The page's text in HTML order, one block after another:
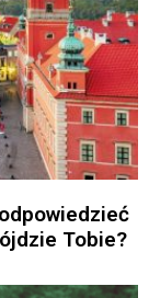
Tobie?